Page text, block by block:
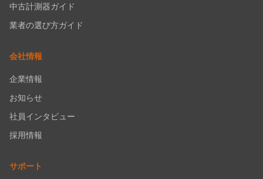
中古計測器ガイド
業者の選び方ガイド
会社情報
企業情報
お知らせ
社員インタビュー
採用情報
サポート